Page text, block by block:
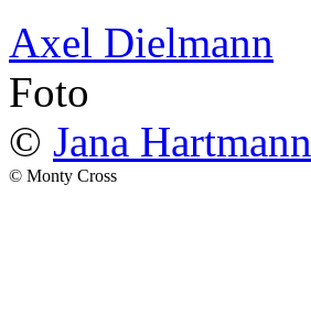
Axel Dielmann
Foto
© Jana Hartmann
© Monty Cross